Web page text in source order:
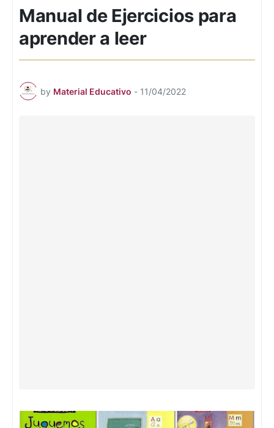
Manual de Ejercicios para
aprender a leer
by Material Educativo - 11/04/2022